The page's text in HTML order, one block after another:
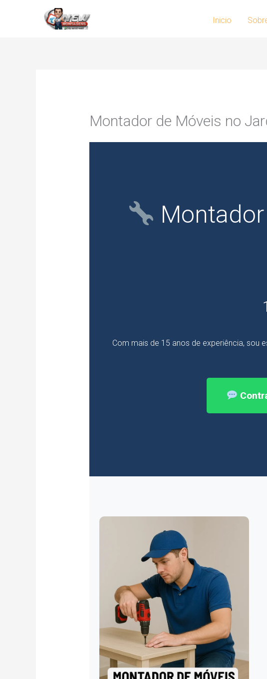
Inicio
Montador de Móveis no
Com mais de 15 anos de experiência, sou